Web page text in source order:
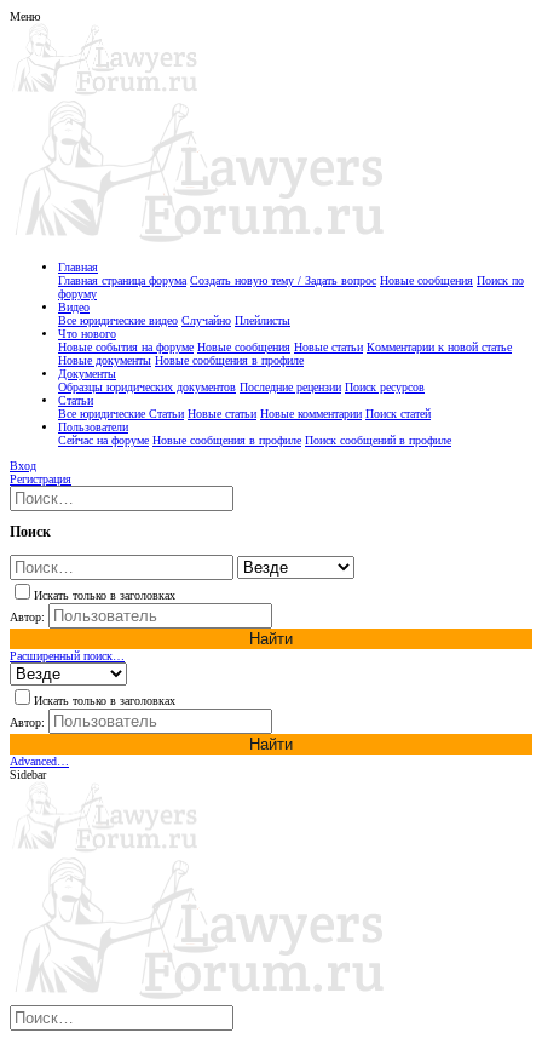
Меню
Главная
Главная страница форума Создать новую тему / Задать вопрос Новые сообщения Поиск по
форуму
Видео
Все юридические видео Случайно Плейлисты
Что нового
Новые события на форуме Новые сообщения Новые статьи Комментарии к новой статье
Новые документы Новые сообщения в профиле
Документы
Образцы юридических документов Последние рецензии Поиск ресурсов
Статьи
Все юридические Статьи Новые статьи Новые комментарии Поиск статей
Пользователи
Сейчас на форуме Новые сообщения в профиле Поиск сообщений в профиле
Вход
Регистрация
Поиск
Искать только в заголовках
Автор:
Найти
Расширенный поиск…
Искать только в заголовках
Автор:
Найти
Advanced…
Sidebar